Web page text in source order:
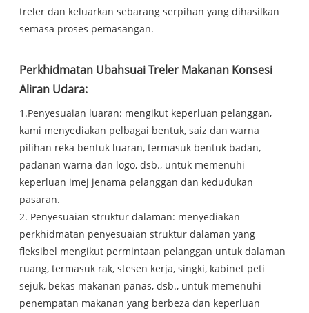
treler dan keluarkan sebarang serpihan yang dihasilkan
semasa proses pemasangan.
Perkhidmatan Ubahsuai Treler Makanan Konsesi
Aliran Udara:
1.Penyesuaian luaran: mengikut keperluan pelanggan,
kami menyediakan pelbagai bentuk, saiz dan warna
pilihan reka bentuk luaran, termasuk bentuk badan,
padanan warna dan logo, dsb., untuk memenuhi
keperluan imej jenama pelanggan dan kedudukan
pasaran.
2. Penyesuaian struktur dalaman: menyediakan
perkhidmatan penyesuaian struktur dalaman yang
fleksibel mengikut permintaan pelanggan untuk dalaman
ruang, termasuk rak, stesen kerja, singki, kabinet peti
sejuk, bekas makanan panas, dsb., untuk memenuhi
penempatan makanan yang berbeza dan keperluan